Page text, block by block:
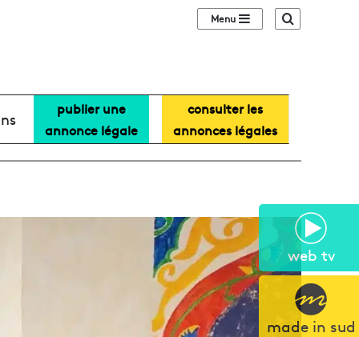
web tv
made in sud
Sidebar (barre
publier une
annonce légale
consulter les
annonces légales